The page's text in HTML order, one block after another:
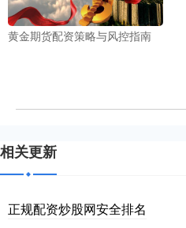
黄金期货配资策略与风控指南
相关更新
正规配资炒股网安全排名